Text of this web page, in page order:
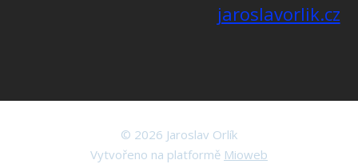
jaroslavorlik.cz
© 2026 Jaroslav Orlík
Vytvořeno na platformě Mioweb